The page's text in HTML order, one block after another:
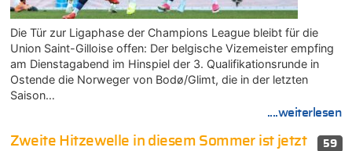
Die Tür zur Ligaphase der Champions League bleibt für die
Union Saint-Gilloise offen: Der belgische Vizemeister empfing
am Dienstagabend im Hinspiel der 3. Qualifikationsrunde in
Ostende die Norweger von Bodø/Glimt, die in der letzten
Saison…
....weiterlesen
59
Zweite Hitzewelle in diesem Sommer ist jetzt